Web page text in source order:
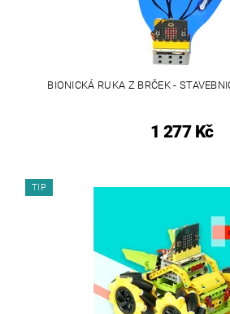
BIONICKÁ RUKA Z BRČEK -
1 277 Kč
TIP